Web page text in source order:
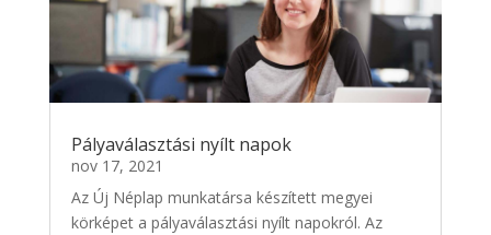
Pályaválasztási nyílt napok
nov 17, 2021
Az Új Néplap munkatársa készített megyei
körképet a pályaválasztási nyílt napokról. Az